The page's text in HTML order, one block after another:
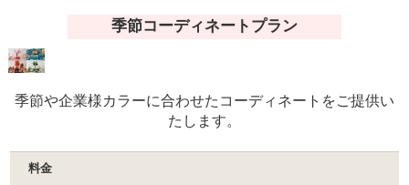
季節コーディネートプラン
季節や企業様カラーに合わせたコーディネートをご提供い
たします。
料金